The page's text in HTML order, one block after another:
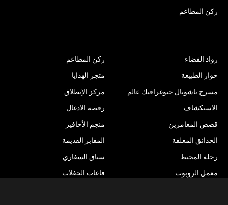
ركن المطاعم
ركن المطاعم
متجر الهدايا
مركز الإنطلاق
رقصة الادغال
منجم الأحافير
المقابر القديمة
سباق السفاري
قاعات الحفلات
رواد الفضاء
حوار الطبيعة
مسرح ناشونال جيوغرافيك عالم
الاستكشاف
قصص المغامرين
الحدائق المعلقة
رحلة المحيط
معمل الروبوت
Item added to cart.
Checkout